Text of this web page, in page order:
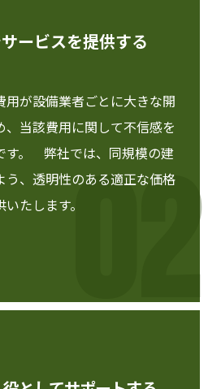
ービスを提供する
用が設備業者ごとに大きな開
、当該費用に関して不信感を
す。 弊社では、同規模の建
う、透明性のある適正な価格
たします。02